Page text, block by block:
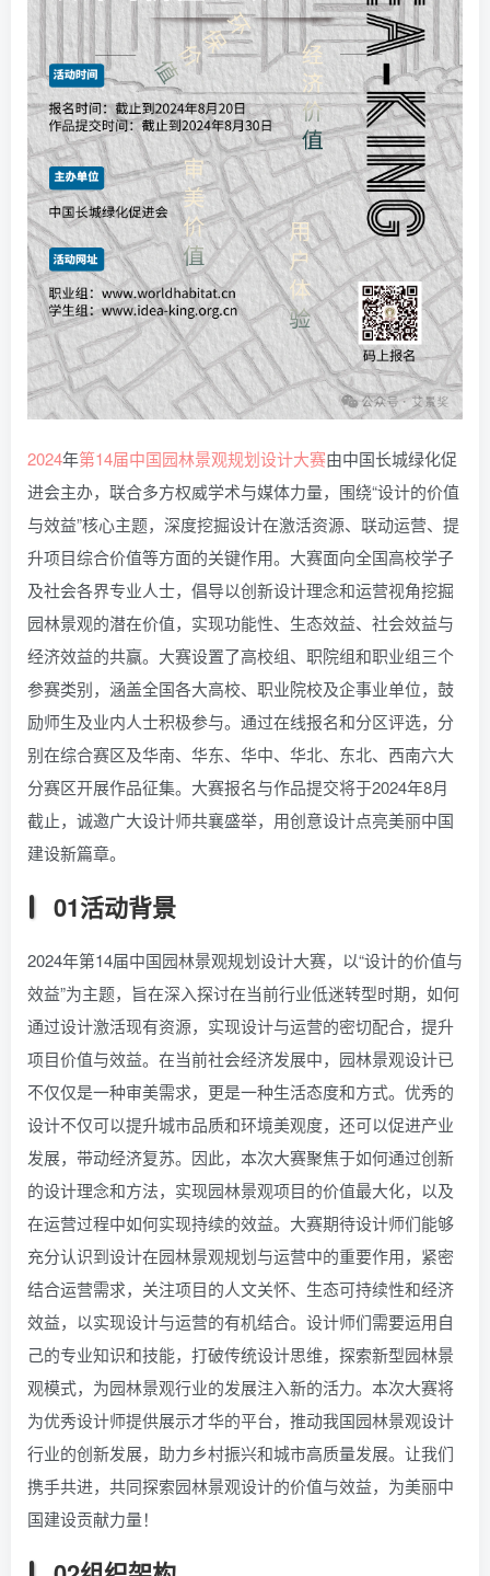
2024年第14届中国园林景观规划设计大赛由中国长城绿化促
进会主办，联合多方权威学术与媒体力量，围绕“设计的价值
与效益”核心主题，深度挖掘设计在激活资源、联动运营、提
升项目综合价值等方面的关键作用。大赛面向全国高校学子
及社会各界专业人士，倡导以创新设计理念和运营视角挖掘
园林景观的潜在价值，实现功能性、生态效益、社会效益与
经济效益的共赢。大赛设置了高校组、职院组和职业组三个
参赛类别，涵盖全国各大高校、职业院校及企事业单位，鼓
励师生及业内人士积极参与。通过在线报名和分区评选，分
别在综合赛区及华南、华东、华中、华北、东北、西南六大
分赛区开展作品征集。大赛报名与作品提交将于2024年8月
截止，诚邀广大设计师共襄盛举，用创意设计点亮美丽中国
建设新篇章。
01活动背景
2024年第14届中国园林景观规划设计大赛，以“设计的价值与
效益”为主题，旨在深入探讨在当前行业低迷转型时期，如何
通过设计激活现有资源，实现设计与运营的密切配合，提升
项目价值与效益。在当前社会经济发展中，园林景观设计已
不仅仅是一种审美需求，更是一种生活态度和方式。优秀的
设计不仅可以提升城市品质和环境美观度，还可以促进产业
发展，带动经济复苏。因此，本次大赛聚焦于如何通过创新
的设计理念和方法，实现园林景观项目的价值最大化，以及
在运营过程中如何实现持续的效益。大赛期待设计师们能够
充分认识到设计在园林景观规划与运营中的重要作用，紧密
结合运营需求，关注项目的人文关怀、生态可持续性和经济
效益，以实现设计与运营的有机结合。设计师们需要运用自
己的专业知识和技能，打破传统设计思维，探索新型园林景
观模式，为园林景观行业的发展注入新的活力。本次大赛将
为优秀设计师提供展示才华的平台，推动我国园林景观设计
行业的创新发展，助力乡村振兴和城市高质量发展。让我们
携手共进，共同探索园林景观设计的价值与效益，为美丽中
国建设贡献力量！